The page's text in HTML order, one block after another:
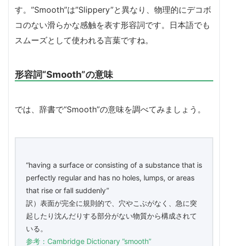
す。”Smooth”は”Slippery”と異なり、物理的にデコボ
コのない滑らかな感触を表す形容詞です。日本語でも
スムーズとして使われる言葉ですね。
形容詞“Smooth”の意味
では、辞書で“Smooth”の意味を調べてみましょう。
“having a surface or consisting of a substance that is
perfectly regular and has no holes, lumps, or areas
that rise or fall suddenly”
訳）表面が完全に規則的で、穴やこぶがなく、急に突
起したり沈んだりする部分がない物質から構成されて
いる。
参考：Cambridge Dictionary ”smooth”